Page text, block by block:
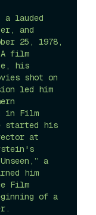
lauded
and
25, 1978,
A film
his
shot on
led him
in Film
started his
at
a
him
Film
of a